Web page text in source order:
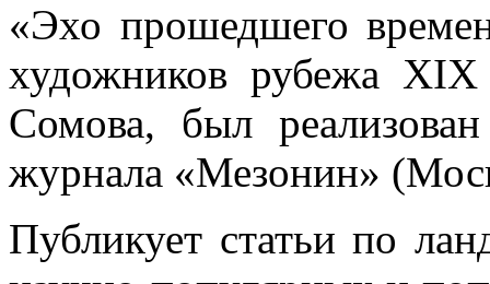
«Эхо прошедшего
художников рубежа
Сомова, был
журнала «Мезонин»
Публикует статьи по